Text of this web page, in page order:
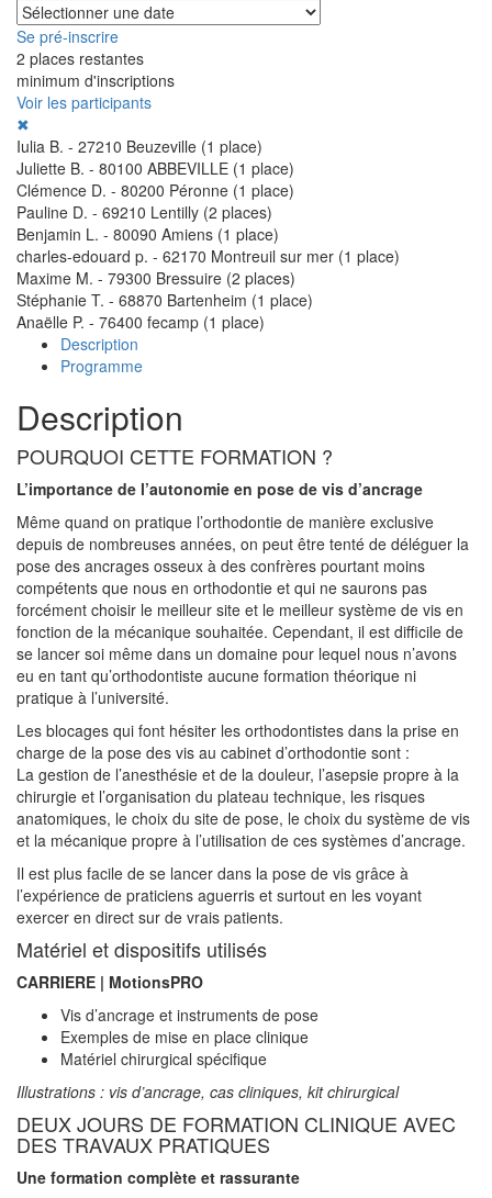
Se pré-inscrire
2 places restantes
minimum d'inscriptions
Voir les participants
✖
Iulia B. - 27210 Beuzeville (1 place)
Juliette B. - 80100 ABBEVILLE (1 place)
Clémence D. - 80200 Péronne (1 place)
Pauline D. - 69210 Lentilly (2 places)
Benjamin L. - 80090 Amiens (1 place)
charles-edouard p. - 62170 Montreuil sur mer (1 place)
Maxime M. - 79300 Bressuire (2 places)
Stéphanie T. - 68870 Bartenheim (1 place)
Anaëlle P. - 76400 fecamp (1 place)
Description
Programme
Description
POURQUOI CETTE FORMATION ?
L’importance de l’autonomie en pose de vis d’ancrage
Même quand on pratique l’orthodontie de manière exclusive
depuis de nombreuses années, on peut être tenté de déléguer la
pose des ancrages osseux à des confrères pourtant moins
compétents que nous en orthodontie et qui ne saurons pas
forcément choisir le meilleur site et le meilleur système de vis en
fonction de la mécanique souhaitée. Cependant, il est difficile de
se lancer soi même dans un domaine pour lequel nous n’avons
eu en tant qu’orthodontiste aucune formation théorique ni
pratique à l’université.
Les blocages qui font hésiter les orthodontistes dans la prise en
charge de la pose des vis au cabinet d’orthodontie sont :
La gestion de l’anesthésie et de la douleur, l’asepsie propre à la
chirurgie et l’organisation du plateau technique, les risques
anatomiques, le choix du site de pose, le choix du système de vis
et la mécanique propre à l’utilisation de ces systèmes d’ancrage.
Il est plus facile de se lancer dans la pose de vis grâce à
l’expérience de praticiens aguerris et surtout en les voyant
exercer en direct sur de vrais patients.
Matériel et dispositifs utilisés
CARRIERE | MotionsPRO
Vis d’ancrage et instruments de pose
Exemples de mise en place clinique
Matériel chirurgical spécifique
Illustrations : vis d’ancrage, cas cliniques, kit chirurgical
DEUX JOURS DE FORMATION CLINIQUE AVEC
DES TRAVAUX PRATIQUES
Une formation complète et rassurante